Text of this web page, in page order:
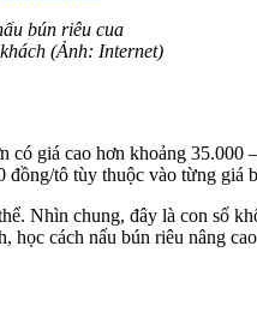
bún riêu cua
(Ảnh: Internet)
giá cao hơn khoảng
tô tùy thuộc vào từng giá
Nhìn chung, đây là con số
cách nấu bún riêu nâng